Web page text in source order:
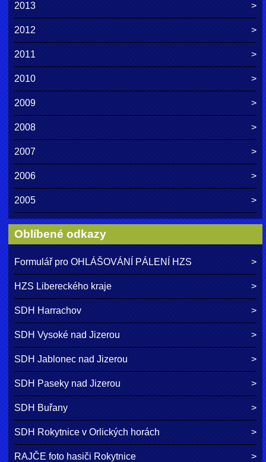
2013
2012
2011
2010
2009
2008
2007
2006
2005
Oblíbené odkazy
Formulář pro OHLÁŠOVÁNÍ PÁLENÍ HZS
HZS Libereckého kraje
SDH Harrachov
SDH Vysoké nad Jizerou
SDH Jablonec nad Jizerou
SDH Paseky nad Jizerou
SDH Buřany
SDH Rokytnice v Orlických horách
RAJČE foto hasiči Rokytnice